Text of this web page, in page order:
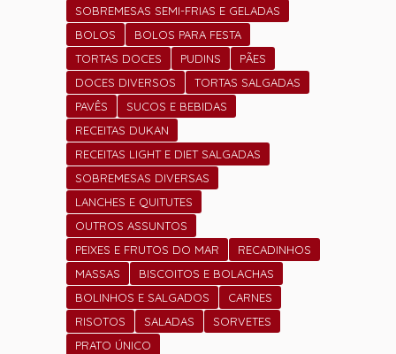
SOBREMESAS SEMI-FRIAS E GELADAS
BOLOS
BOLOS PARA FESTA
TORTAS DOCES
PUDINS
PÃES
DOCES DIVERSOS
TORTAS SALGADAS
PAVÊS
SUCOS E BEBIDAS
RECEITAS DUKAN
RECEITAS LIGHT E DIET SALGADAS
SOBREMESAS DIVERSAS
LANCHES E QUITUTES
OUTROS ASSUNTOS
PEIXES E FRUTOS DO MAR
RECADINHOS
MASSAS
BISCOITOS E BOLACHAS
BOLINHOS E SALGADOS
CARNES
RISOTOS
SALADAS
SORVETES
PRATO ÚNICO